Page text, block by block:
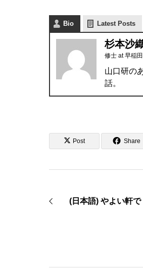
Bio Latest Posts
杉本沙
修士 at早稲
山口研の
話。
Post Share
(日本語) やよい軒